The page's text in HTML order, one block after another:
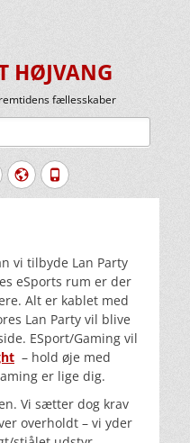
HØJVANG
fællesskaber
Instagram
Website
Tlf.
vi tilbyde Lan Party
eSports rum er der
Alt er kablet med
Lan Party vil blive
ESport/Gaming vil
– hold øje med
er lige dig.
Vi sætter dog krav
overholdt – vi yder